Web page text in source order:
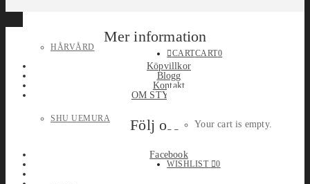
HÅRVÅRD
SHU UEMURA
CARTCART0
Your cart is empty.
WISHLIST 0
Mer information
Köpvillkor
Blogg
Kontakt
OM STYLEPORT
Följ oss
Facebook